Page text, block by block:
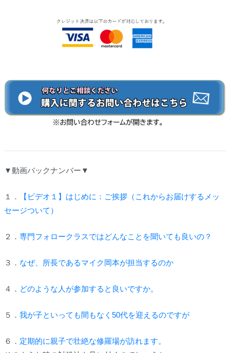
▼動画バックナンバー▼
１．
【ビデオ１】はじめに：ご挨拶（これからお届けするメッ
セージついて）
２． 専門フォロークラスではどんなことを聞いても良いの？
３． なぜ、所長であるマイク岡本が担当するのか
４． どのような人が参加すると良いですか。
５． 我が子といっても間もなく50代を迎えるのですが
６． 定期的に親子で壮絶な修羅場が訪れます。